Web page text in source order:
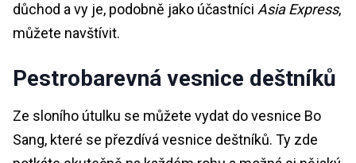
důchod a vy je, podobně jako účastníci Asia Express,
můžete navštívit.
Pestrobarevná vesnice deštníků
Ze sloního útulku se můžete vydat do vesnice Bo
Sang, které se přezdívá vesnice deštníků. Ty zde